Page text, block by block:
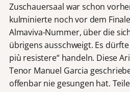
Zuschauersaal war schon
kulminierte noch vor dem
Almaviva-Nummer, über die
übrigens ausschweigt. Es
più resistere“ handeln. Diese
Tenor Manuel Garcia
offenbar nie gesungen hat.